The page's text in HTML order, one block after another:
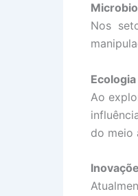
Nos
Ao
do meio